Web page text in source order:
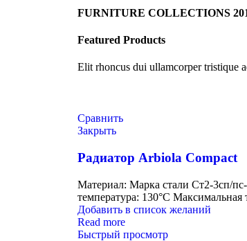
FURNITURE COLLECTIONS
Featured Products
Elit rhoncus dui ullamcorper tristique
Сравнить
Закрыть
Радиатор Arbiola Compact
Материал: Марка стали Ст2-3сп/
температура: 130°C
Добавить в список желаний
Read more
Быстрый просмотр